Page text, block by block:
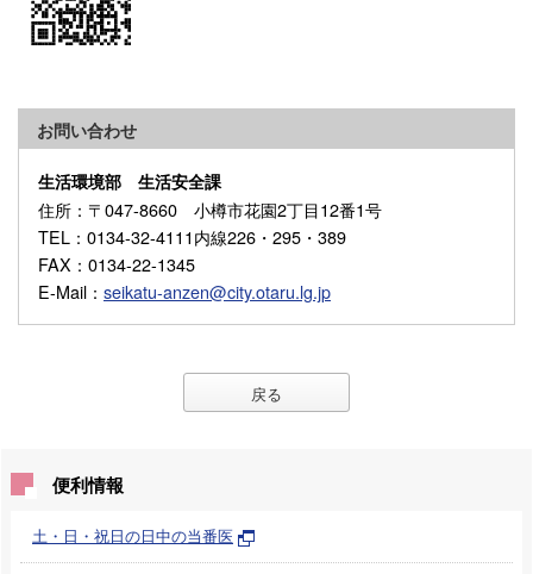
お問い合わせ
生活環境部 生活安全課
住所 ：〒047-8660 小樽市花園2丁目12番1号
TEL ：0134-32-4111内線226・295・389
FAX ：0134-22-1345
E-Mail ： seikatu-anzen@city.otaru.lg.jp
戻る
便利情報
土・日・祝日の日中の当番医